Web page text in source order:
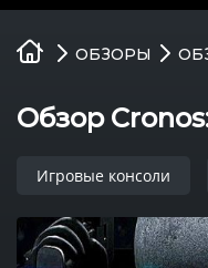
ОБЗОРЫ
Обзор
Игровые консоли